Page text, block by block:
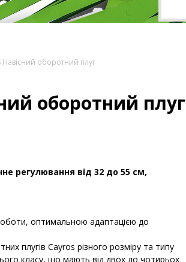
Навісний оборотний плуг
оборотний плуг
регулювання від 32 до 55 см,
оптимальною адаптацією до
плугів Cayros різного розміру та типу
класу, що мають від двох до чотирьох